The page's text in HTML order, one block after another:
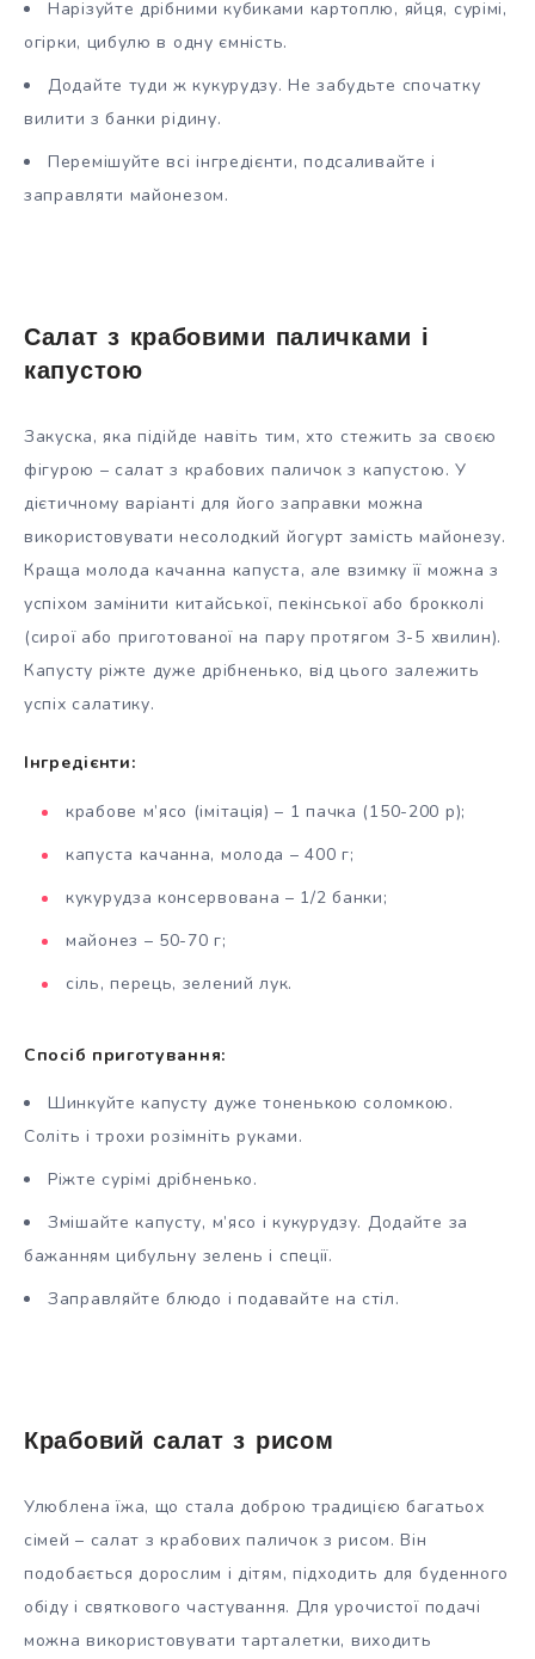
Нарізуйте дрібними кубиками картоплю, яйця, сурімі,
огірки, цибулю в одну ємність.
Додайте туди ж кукурудзу. Не забудьте спочатку
вилити з банки рідину.
Перемішуйте всі інгредієнти, подсаливайте і
заправляти майонезом.
Салат з крабовими паличками і
капустою
Закуска, яка підійде навіть тим, хто стежить за своєю
фігурою – салат з крабових паличок з капустою. У
дієтичному варіанті для його заправки можна
використовувати несолодкий йогурт замість майонезу.
Краща молода качанна капуста, але взимку її можна з
успіхом замінити китайської, пекінської або брокколі
(сирої або приготованої на пару протягом 3-5 хвилин).
Капусту ріжте дуже дрібненько, від цього залежить
успіх салатику.
Інгредієнти:
крабове м’ясо (імітація) – 1 пачка (150-200 р);
капуста качанна, молода – 400 г;
кукурудза консервована – 1/2 банки;
майонез – 50-70 г;
сіль, перець, зелений лук.
Спосіб приготування:
Шинкуйте капусту дуже тоненькою соломкою.
Соліть і трохи розімніть руками.
Ріжте сурімі дрібненько.
Змішайте капусту, м’ясо і кукурудзу. Додайте за
бажанням цибульну зелень і спеції.
Заправляйте блюдо і подавайте на стіл.
Крабовий салат з рисом
Улюблена їжа, що стала доброю традицією багатьох
сімей – салат з крабових паличок з рисом. Він
подобається дорослим і дітям, підходить для буденного
обіду і святкового частування. Для урочистої подачі
можна використовувати тарталетки, виходить